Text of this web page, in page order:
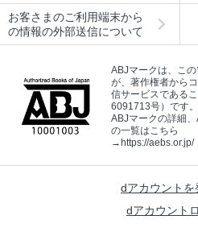
お客さまのご利用端末から
の情報の外部送信について
ABJマークは、こ
が、著作権者から
信サービスである
6091713号）です。
ABJマークの詳細
の一覧はこちら
→https://aebs.or.jp/
dアカウントを
dアカウント